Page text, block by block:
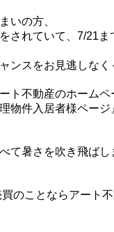
いの方、
されていて、7/21ま
ンスをお見逃しなく
ト不動産のホームペ
物件入居者様ページ
て暑さを吹き飛ばし
買のことならアート不